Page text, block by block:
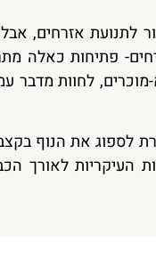
לתנועת אזרחים,
פתיחות כאלה
לחוות מדבר
לספוג את הנוף בקצב
העיקריות לאורך